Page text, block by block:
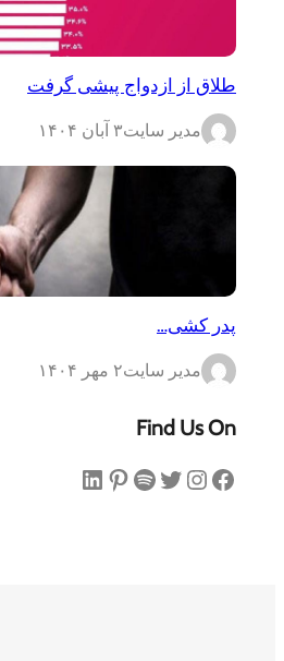
طلاق از ازدواج پیشی گرفت
مدیر سایت۳ آبان ۱۴۰۴
پدر کشی…
مدیر سایت۲ مهر ۱۴۰۴
Find Us On
فیس‌بوک اینستاگرم توییتر اسپاتیفای پینترست لینکداین